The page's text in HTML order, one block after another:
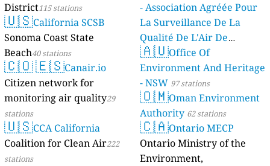
District115 stations
🇺🇸California SCSB
Sonoma Coast State
Beach40 stations
🇨🇴🇪🇸Canair.io
Citizen network for
monitoring air quality29
stations
🇺🇸CCA California
Coalition for Clean Air222
stations
- Association Agréée Pour
La Surveillance De La
Qualité De L'Air De
Mayotte 4 stations
🇦🇺Office Of
Environment And Heritage
- NSW 97 stations
🇴🇲Oman Environment
Authority 62 stations
🇨🇦Ontario MECP
Ontario Ministry of the
Environment,